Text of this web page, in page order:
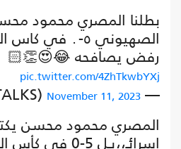
بطلنا المصري محمود
الصهيوني ٥-٠
رفض يصافحه 😂😍👏🏻
pic.twitter.com/4ZhTkwbYXj
— ZIKO (@ZIKO_TALKS)
November 11, 2023
المصري محمود محسن
اسرائـ،،يـل